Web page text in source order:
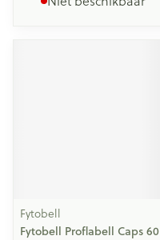
Fytobell
Fytobell Proflabell Caps 60